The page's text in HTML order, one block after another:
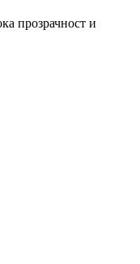
прозрачност и